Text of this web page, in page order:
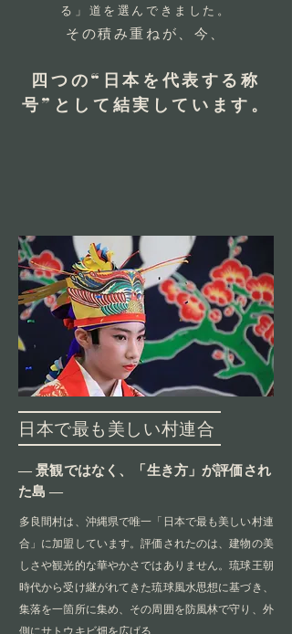
る」道を選んできました。
その積み重ねが、今、
四つの“日本を代表する称
号”として結実しています。
日本で最も美しい村連合
― 景観ではなく、「生き方」が評価され
た島 ―
多良間村は、沖縄県で唯一「日本で最も美しい村連
合」に加盟しています。評価されたのは、建物の美
しさや観光的な華やかさではありません。琉球王朝
時代から受け継がれてきた琉球風水思想に基づき、
集落を一箇所に集め、その周囲を防風林で守り、外